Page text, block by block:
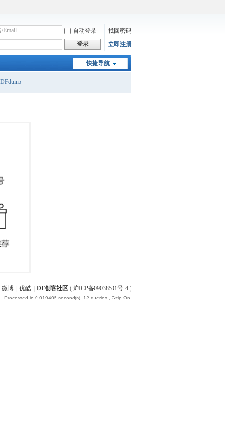
自动登录
找回密码
登录 立即注册
快捷导航
DFduino
微博 优酷 DF创客社区 ( 沪ICP备09038501号-4 )
, Processed in 0.019405 second(s), 12 queries , Gzip On.